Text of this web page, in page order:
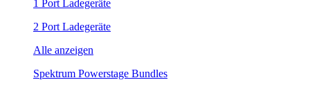
1 Port Ladegeräte
2 Port Ladegeräte
Alle anzeigen
Spektrum Powerstage Bundles